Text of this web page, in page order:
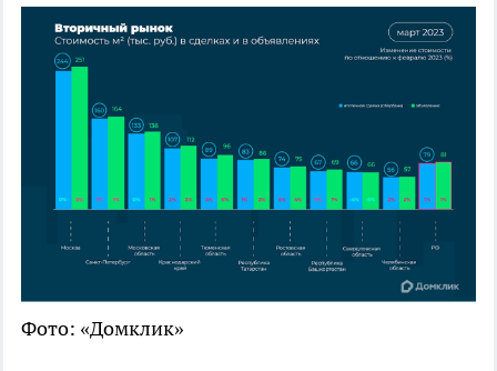
Фото: «Домклик»